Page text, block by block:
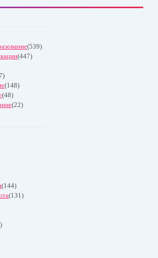
(539)
(447)
(148)
(48)
(22)
(144)
(131)